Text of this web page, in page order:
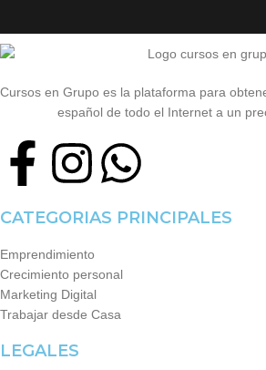
Cursos en Grupo es la plataforma para
español de todo el Internet a un
CATEGORIAS PRINCIPALES
Emprendimiento
Crecimiento personal
Marketing Digital
Trabajar desde Casa
LEGALES